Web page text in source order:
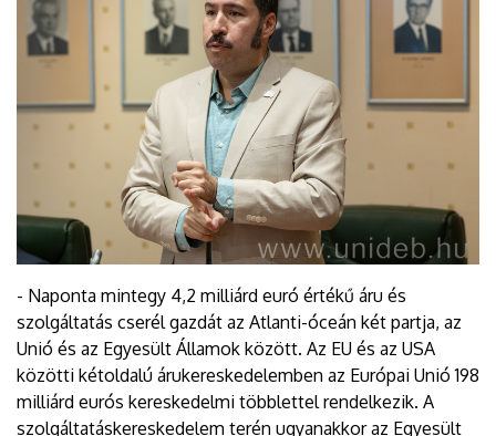
- Naponta mintegy 4,2 milliárd euró értékű áru és
szolgáltatás cserél gazdát az Atlanti-óceán két partja, az
Unió és az Egyesült Államok között. Az EU és az USA
közötti kétoldalú árukereskedelemben az Európai Unió 198
milliárd eurós kereskedelmi többlettel rendelkezik. A
szolgáltatáskereskedelem terén ugyanakkor az Egyesült